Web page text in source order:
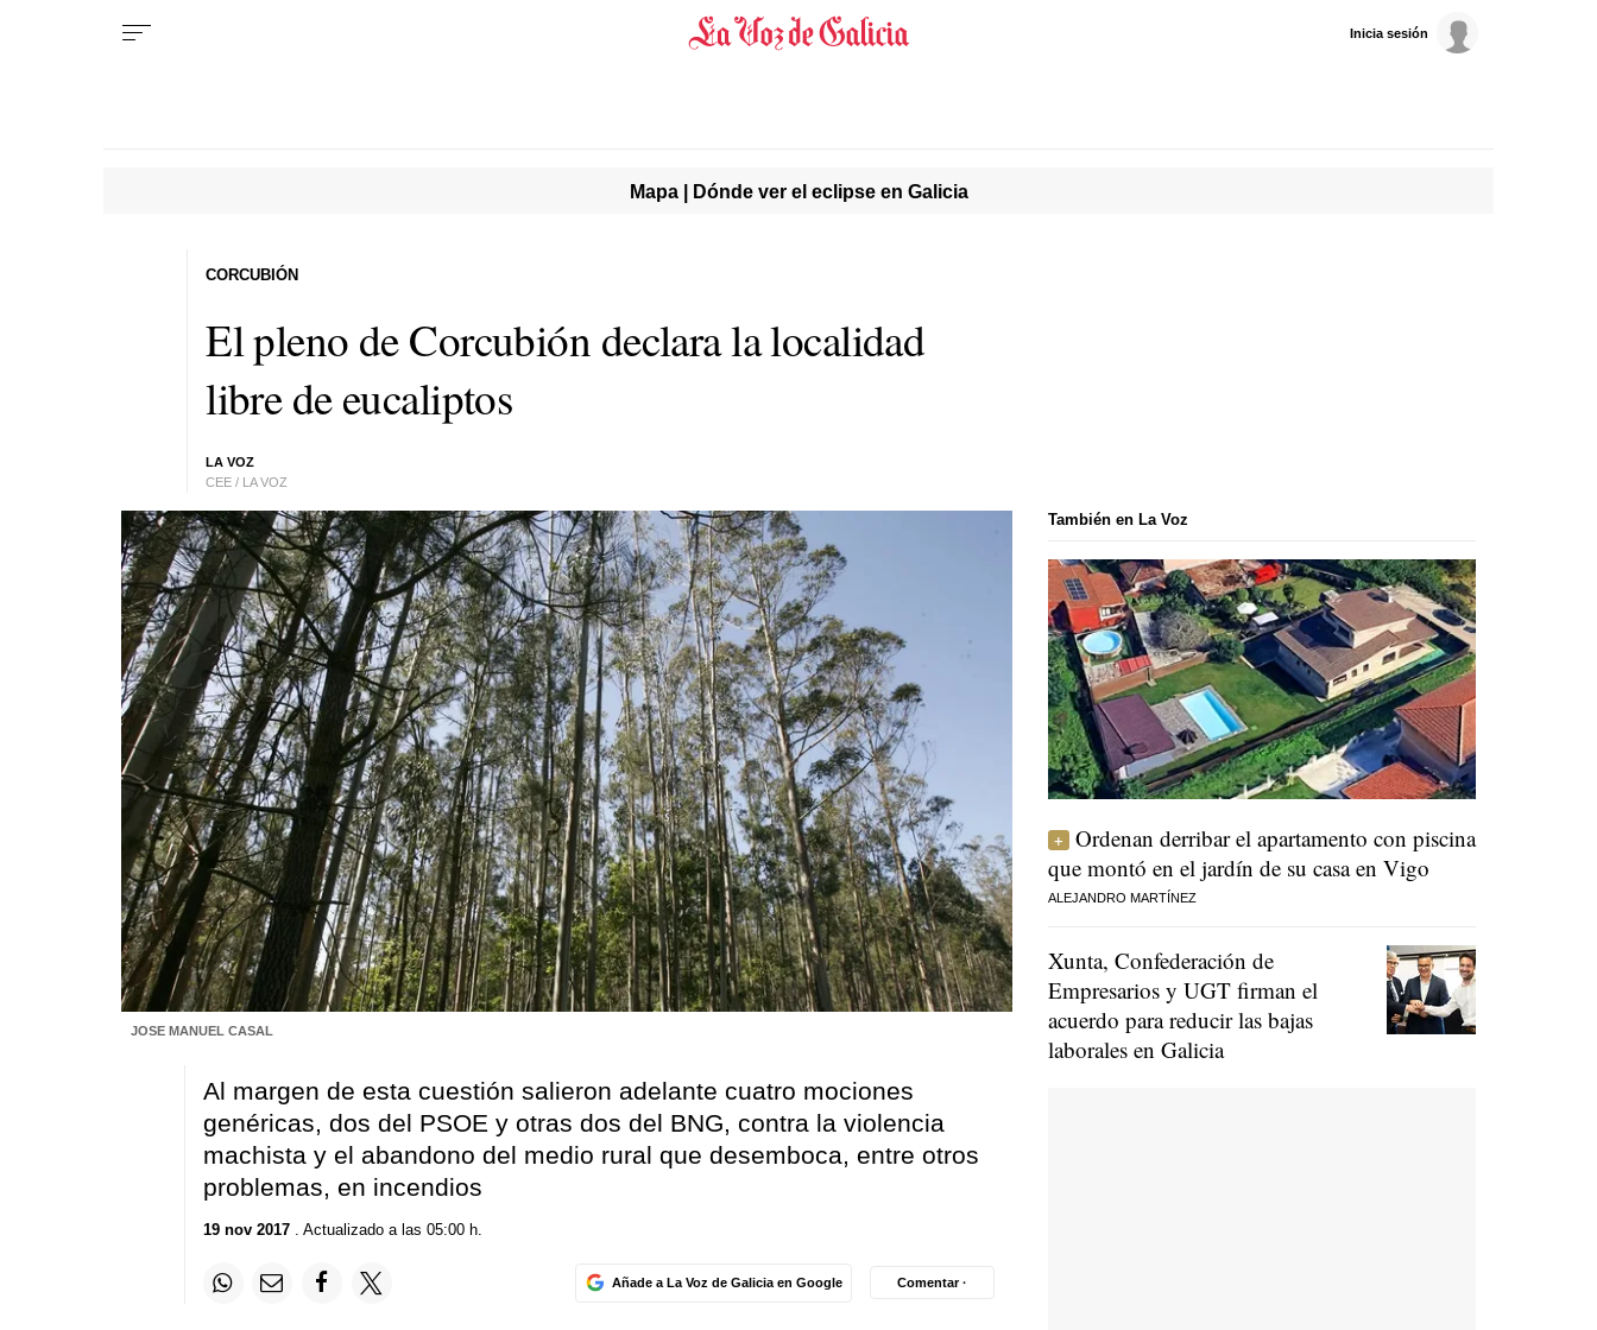
Inicia sesión
Mapa | Dónde ver el eclipse en Galicia
El pleno de Corcubión declara la localidad
libre de eucaliptos
LA VOZ
CEE / LA VOZ
CORCUBIÓN
JOSE MANUEL CASAL
Al margen de esta cuestión salieron adelante cuatro mociones
genéricas, dos del PSOE y otras dos del BNG, contra la violencia
machista y el abandono del medio rural que desemboca, entre otros
problemas, en incendios
19 nov 2017. Actualizado a las 05:00 h.
Añade a La Voz de Galicia en Google Comentar ·
También en La Voz
Ordenan derribar el apartamento con piscina
que montó en el jardín de su casa en Vigo
ALEJANDRO MARTÍNEZ
Xunta, Confederación de
Empresarios y UGT firman el
acuerdo para reducir las bajas
laborales en Galicia